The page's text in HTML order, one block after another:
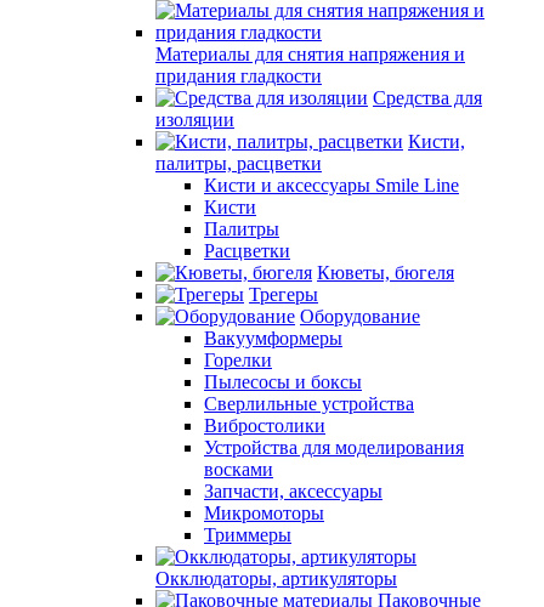
Материалы для снятия напряжения и
придания гладкости
Средства для
изоляции
Кисти,
палитры, расцветки
Кисти и аксессуары Smile Line
Кисти
Палитры
Расцветки
Кюветы, бюгеля
Трегеры
Оборудование
Вакуумформеры
Горелки
Пылесосы и боксы
Сверлильные устройства
Вибростолики
Устройства для моделирования
восками
Запчасти, аксессуары
Микромоторы
Триммеры
Окклюдаторы, артикуляторы
Паковочные